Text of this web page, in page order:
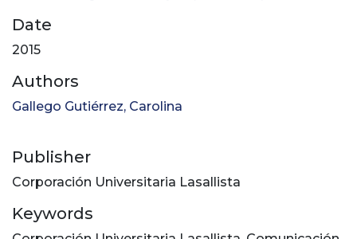
Date
2015
Authors
Gallego Gutiérrez, Carolina
Publisher
Corporación Universitaria Lasallista
Keywords